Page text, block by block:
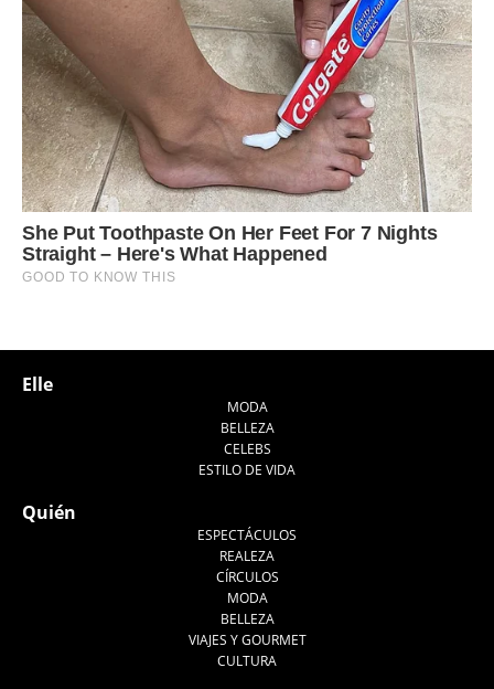
Elle
MODA
BELLEZA
CELEBS
ESTILO DE VIDA
Quién
ESPECTÁCULOS
REALEZA
CÍRCULOS
MODA
BELLEZA
VIAJES Y GOURMET
CULTURA